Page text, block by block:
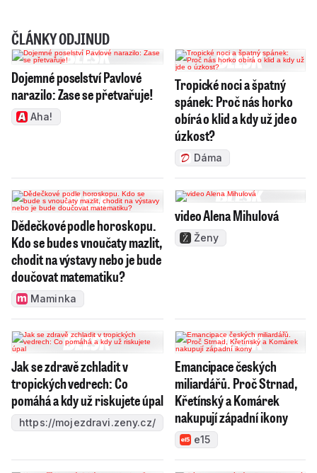
ČLÁNKY ODJINUD
Dojemné poselství Pavlové
narazilo: Zase se přetvařuje!
Aha!
Tropické noci a špatný
spánek: Proč nás horko
obírá o klid a kdy už jde o
úzkost?
Dáma
Dědečkové podle horoskopu.
Kdo se bude s vnoučaty mazlit,
chodit na výstavy nebo je bude
doučovat matematiku?
Maminka
video Alena Mihulová
Ženy
Jak se zdravě zchladit v
tropických vedrech: Co
pomáhá a kdy už riskujete úpal
https://mojezdravi.zeny.cz/
Emancipace českých
miliardářů. Proč Strnad,
Křetínský a Komárek
nakupují západní ikony
e15